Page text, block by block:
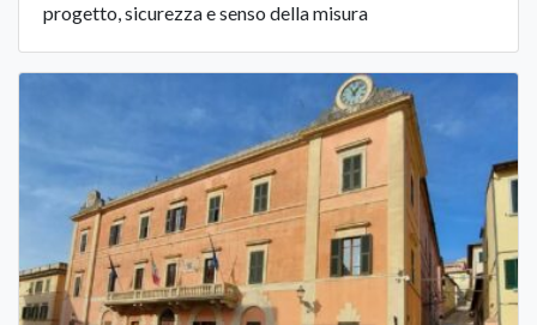
progetto, sicurezza e senso della misura